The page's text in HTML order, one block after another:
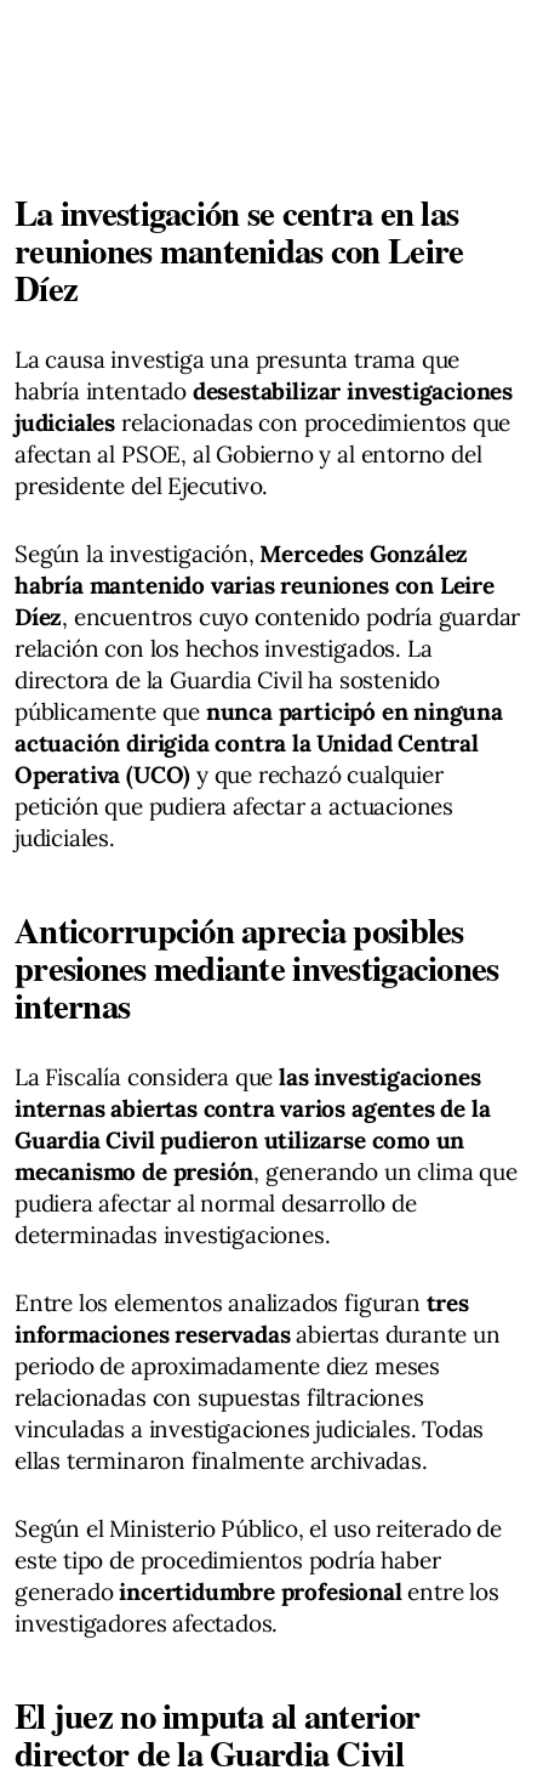
La investigación se centra en las
reuniones mantenidas con Leire
Díez
La causa investiga una presunta trama que
habría intentado desestabilizar investigaciones
judiciales relacionadas con procedimientos que
afectan al PSOE, al Gobierno y al entorno del
presidente del Ejecutivo.
Según la investigación, Mercedes González
habría mantenido varias reuniones con Leire
Díez, encuentros cuyo contenido podría guardar
relación con los hechos investigados. La
directora de la Guardia Civil ha sostenido
públicamente que nunca participó en ninguna
actuación dirigida contra la Unidad Central
Operativa (UCO) y que rechazó cualquier
petición que pudiera afectar a actuaciones
judiciales.
Anticorrupción aprecia posibles
presiones mediante investigaciones
internas
La Fiscalía considera quelas investigaciones
internas abiertas contra varios agentes de la
Guardia Civil pudieron utilizarse como un
mecanismo de presión, generando un clima que
pudiera afectar al normal desarrollo de
determinadas investigaciones.
Entre los elementos analizados figuran tres
informaciones reservadasabiertas durante un
periodo de aproximadamente diez meses
relacionadas con supuestas filtraciones
vinculadas a investigaciones judiciales. Todas
ellas terminaron finalmente archivadas.
Según el Ministerio Público, el uso reiterado de
este tipo de procedimientos podría haber
generadoincertidumbre profesionalentre los
investigadores afectados.
El juez no imputa al anterior
director de la Guardia Civil